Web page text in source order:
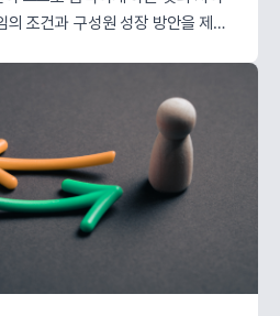
의 조건과 구성원 성장 방안을 제시